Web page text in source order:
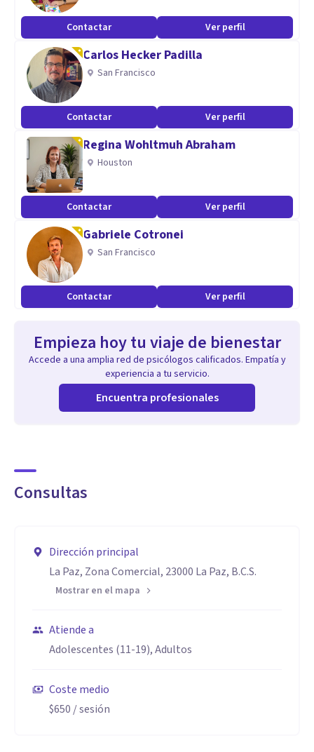
emociones presentes y pasadas.
Contactar Ver perfil
Carlos Hecker Padilla
San Francisco
Contactar Ver perfil
Regina Wohltmuh Abraham
Houston
Contactar Ver perfil
Gabriele Cotronei
San Francisco
Contactar Ver perfil
Empieza hoy tu viaje de bienestar
Accede a una amplia red de psicólogos calificados. Empatía y
experiencia a tu servicio.
Encuentra profesionales
Consultas
Dirección principal
La Paz, Zona Comercial, 23000 La Paz, B.C.S.
Mostrar en el mapa
Atiende a
Adolescentes (11-19), Adultos
Coste medio
$650 / sesión